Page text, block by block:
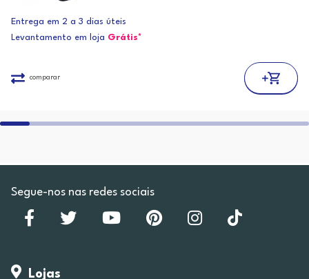
Entrega em 2 a 3 dias úteis
Levantamento em loja Grátis*
comparar
Segue-nos nas redes sociais
Lojas